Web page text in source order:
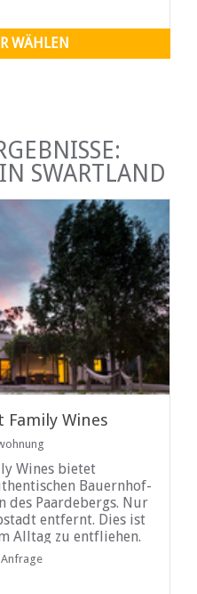
Parkplätze stehen
WÄHLEN
SWARTLAND
Family Wines
Wines bietet
Bauernhof-
des Paardebergs. Nur
entfernt. Dies ist
Alltag zu entfliehen.
Rückzugsort, in
mitreißen